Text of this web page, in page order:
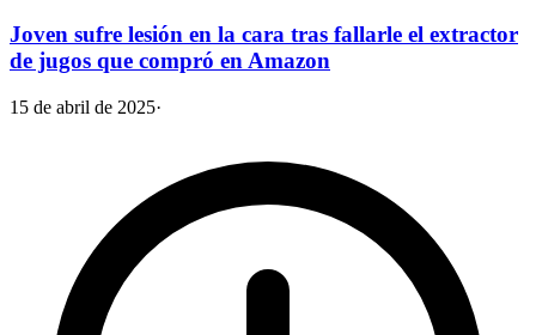
Joven sufre lesión en la cara tras fallarle el extractor
de jugos que compró en Amazon
15 de abril de 2025·